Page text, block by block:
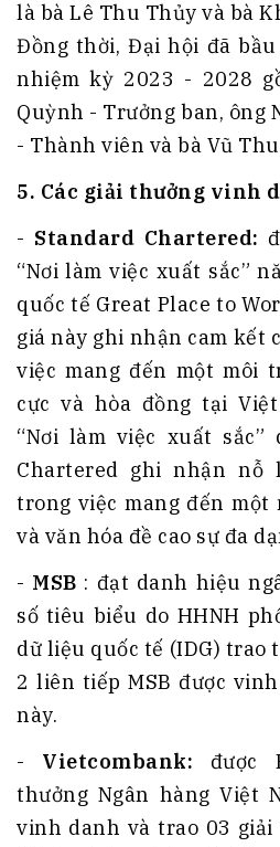
là bà Lê Thu Thủy và bà
Đồng thời, Đại hội đã
nhiệm kỳ 2023 - 2028
Quỳnh - Trưởng ban, ông
- Thành viên và bà Vũ
5. Các giải thưởng vinh
- Standard Chartered:
“Nơi làm việc xuất sắc”
quốc tế Great Place to
giá này ghi nhận cam kết
việc mang đến một môi
cực và hòa đồng tại
“Nơi làm việc xuất sắc”
Chartered ghi nhận nỗ
trong việc mang đến một
và văn hóa đề cao sự đa
- MSB : đạt danh hiệu
số tiêu biểu do HHNH
dữ liệu quốc tế (IDG) trao
2 liên tiếp MSB được
này.
- Vietcombank: được
thưởng Ngân hàng Việt
vinh danh và trao 03